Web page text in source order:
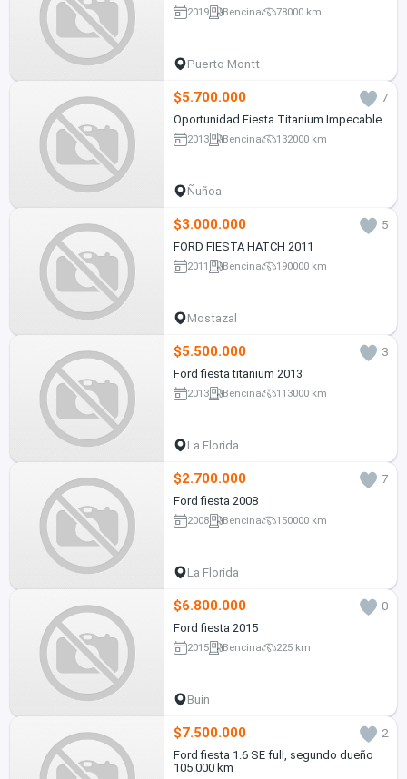
2019 Bencina 78000 km
Puerto Montt
$5.700.000
7
Oportunidad Fiesta Titanium Impecable
2013 Bencina 132000 km
Ñuñoa
$3.000.000
5
FORD FIESTA HATCH 2011
2011 Bencina 190000 km
Mostazal
$5.500.000
3
Ford fiesta titanium 2013
2013 Bencina 113000 km
La Florida
$2.700.000
7
Ford fiesta 2008
2008 Bencina 150000 km
La Florida
$6.800.000
0
Ford fiesta 2015
2015 Bencina 225 km
Buin
$7.500.000
2
Ford fiesta 1.6 SE full, segundo dueño
105.000 km